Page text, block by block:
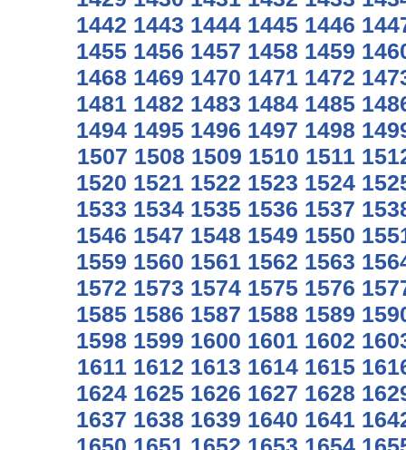
1442 1443 1444 1445 1446
1455 1456 1457 1458 1459
1468 1469 1470 1471 1472
1481 1482 1483 1484 1485
1494 1495 1496 1497 1498
1507 1508 1509 1510 1511
1520 1521 1522 1523 1524
1533 1534 1535 1536 1537
1546 1547 1548 1549 1550
1559 1560 1561 1562 1563
1572 1573 1574 1575 1576
1585 1586 1587 1588 1589
1598 1599 1600 1601 1602
1611 1612 1613 1614 1615
1624 1625 1626 1627 1628
1637 1638 1639 1640 1641